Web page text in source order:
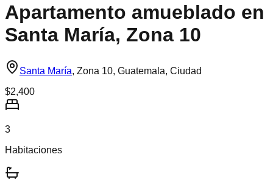
Apartamento amueblado en
Santa María, Zona 10
Santa María, Zona 10, Guatemala, Ciudad
$2,400
3
Habitaciones